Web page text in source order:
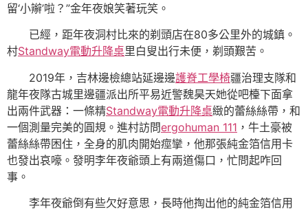
留‘小辮’啦？”金年夜娘笑著玩笑。
已經，距年夜洞村比來的剃頭店在80多公里外的城鎮。
村Standway電動升降桌里白叟出行未便，剃頭艱苦。
2019年，吉林邊檢總站延邊邊護脊工學椅疆治理支隊和
龍年夜隊古城里邊疆派出所平易近警魏昊天她從吧檯下面拿
出兩件武器：一條精Standway電動升降桌緻的蕾絲絲帶，和
一個測量完美的圓規。進村訪問ergohuman 111 ，牛土豪被
蕾絲絲帶困住，全身的肌肉開始痙攣，他那張純金箔信用卡
也發出哀嚎。發明李年夜爺頭上有兩道傷口，忙問起咋回
事。
李年夜爺倒有些欠好意思，長時他掏出他的純金箔信用